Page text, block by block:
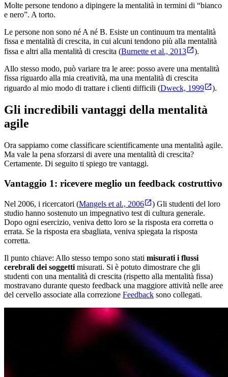
Molte persone tendono a dipingere la mentalità in termini di “bianco
e nero”. A torto.
Le persone non sono né A né B. Esiste un continuum tra mentalità
fissa e mentalità di crescita, in cui alcuni tendono più alla mentalità
fissa e altri alla mentalità di crescita (Burnette et al., 2013
).
Allo stesso modo, può variare tra le aree: posso avere una mentalità
fissa riguardo alla mia creatività, ma una mentalità di crescita
riguardo al mio modo di trattare i clienti difficili (Dweck, 1999 ).
Gli incredibili vantaggi della mentalità
agile
Ora sappiamo come classificare scientificamente una mentalità agile.
Ma vale la pena sforzarsi di avere una mentalità di crescita?
Certamente. Di seguito ti spiego tre vantaggi.
Vantaggio 1: ricevere meglio un feedback costruttivo
Nel 2006, i ricercatori (Mangels et al., 2006
) Gli studenti del loro
studio hanno sostenuto un impegnativo test di cultura generale.
Dopo ogni esercizio, veniva detto loro se la risposta era corretta o
errata. Se la risposta era sbagliata, veniva spiegata la risposta
corretta.
Il punto chiave: Allo stesso tempo sono stati misurati i flussi
cerebrali dei soggetti misurati. Si è potuto dimostrare che gli
studenti con una mentalità di crescita (rispetto alla mentalità fissa)
mostravano durante questo feedback una maggiore attività nelle aree
del cervello associate alla correzione Feedback sono collegati.